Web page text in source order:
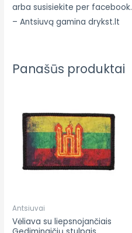
arba susisiekite per facebook.
– Antsiuvą gamina drykst.lt
Panašūs produktai
Antsiuvai
Vėliava su liepsnojančiais